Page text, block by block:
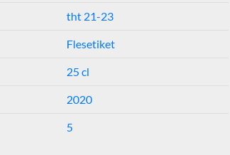
tht 21-23
Flesetiket
25 cl
2020
5